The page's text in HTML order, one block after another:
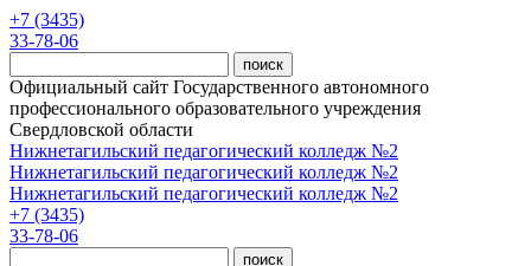
Перейти к основному содержанию
+7 (3435)
33-78-06
Официальный сайт Государственного автономного
профессионального образовательного учреждения
Свердловской области
Нижнетагильский педагогический колледж №2
Нижнетагильский педагогический колледж №2
Нижнетагильский педагогический колледж №2
+7 (3435)
33-78-06